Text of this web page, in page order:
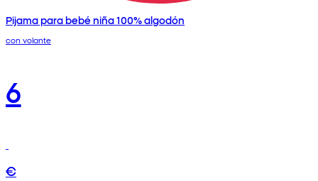
Pijama para bebé niña 100% algodón
con volante
6
€